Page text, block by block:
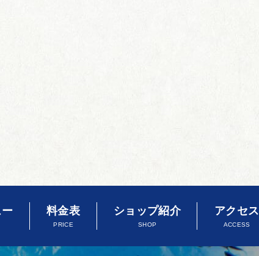
料金表
PRICE
ショップ紹介
SHOP
アクセス
ACCESS